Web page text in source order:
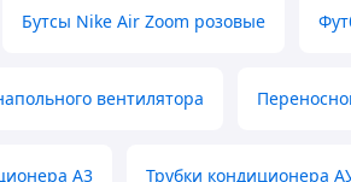
Бутсы Nike Air Zoom розовые
вентилятора
А3 Трубки кондиционера